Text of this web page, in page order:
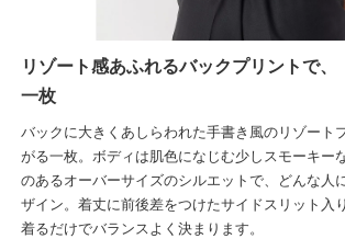
リゾート感あふれるバックプリントで、
一枚
バックに大きくあしらわれた手書き風のリゾート
がる一枚。ボディは肌色になじむ少しスモーキー
のあるオーバーサイズのシルエットで、どんな人
ザイン。着丈に前後差をつけたサイドスリット入
着るだけでバランスよく決まります。